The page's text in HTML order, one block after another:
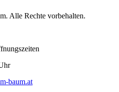
Alle Rechte vorbehalten.
baum.at